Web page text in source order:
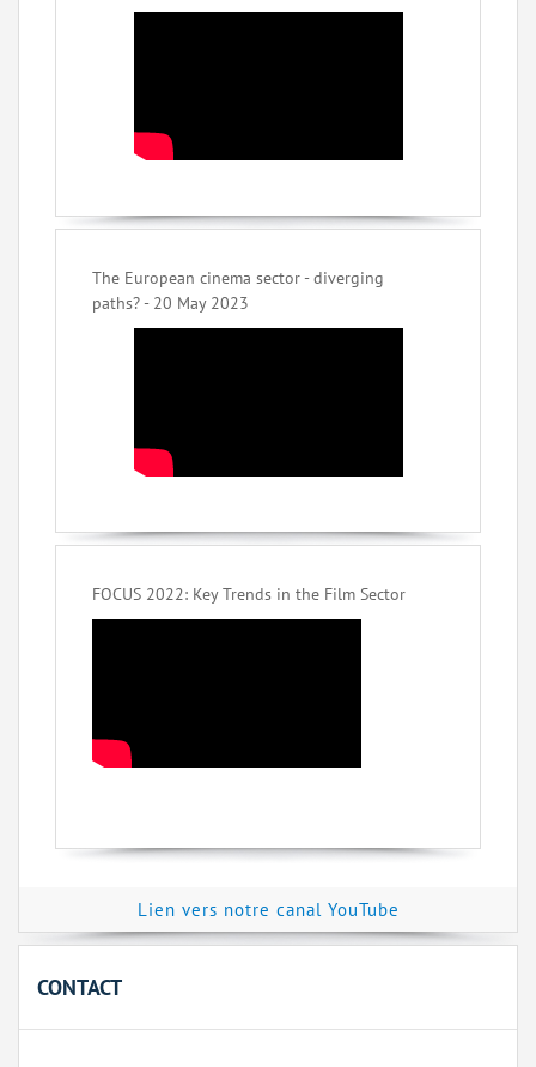
The European cinema sector - diverging
paths? - 20 May 2023
FOCUS 2022: Key Trends in the Film Sector
Lien vers notre canal YouTube
CONTACT